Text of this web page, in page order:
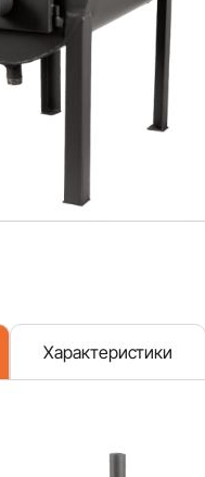
Характеристики